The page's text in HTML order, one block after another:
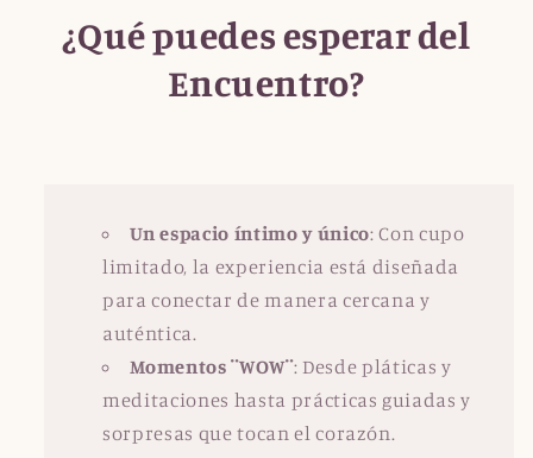
¿Qué puedes esperar del
Encuentro?
Un espacio íntimo y único: Con cupo
limitado, la experiencia está diseñada
para conectar de manera cercana y
auténtica.
Momentos ¨WOW¨: Desde pláticas y
meditaciones hasta prácticas guiadas y
sorpresas que tocan el corazón.